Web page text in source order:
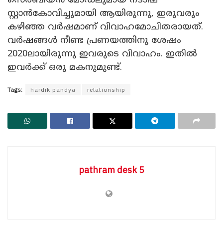
സ്റ്റാൻകോവിച്ചുമായി ആയിരുന്നു, ഇരുവരും
കഴിഞ്ഞ വർഷമാണ് വിവാഹമോചിതരായത്.
വർഷങ്ങൾ നീണ്ട പ്രണയത്തിനു ശേഷം
2020ലായിരുന്നു ഇവരുടെ വിവാഹം. ഇതിൽ
‍ഇവർക്ക് ഒരു മകനുമുണ്ട്.
Tags: hardik pandya relationship
pathram desk 5